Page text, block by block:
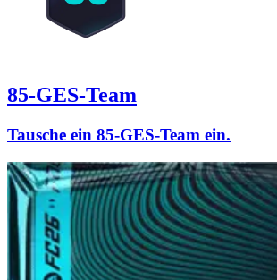
85-GES-Team
Tausche ein 85-GES-Team ein.